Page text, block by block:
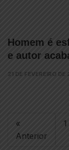
Homem é
e autor
21 DE FEVEREIRO DE
«
Anterior
1